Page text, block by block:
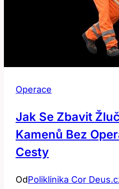
Operace
Jak Se Zbavit
Kamenů Bez
Cesty
OdPoliklinika Cor